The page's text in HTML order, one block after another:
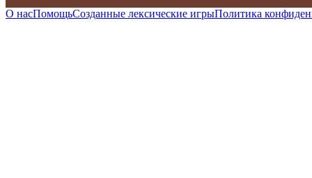
О насПомощьСозданные лексические игрыПолитика